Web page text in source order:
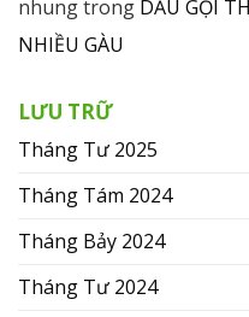
nhungtrong DẦU GỘI
NHIỀU GÀU
LƯU TRỮ
Tháng Tư 2025
Tháng Tám 2024
Tháng Bảy 2024
Tháng Tư 2024